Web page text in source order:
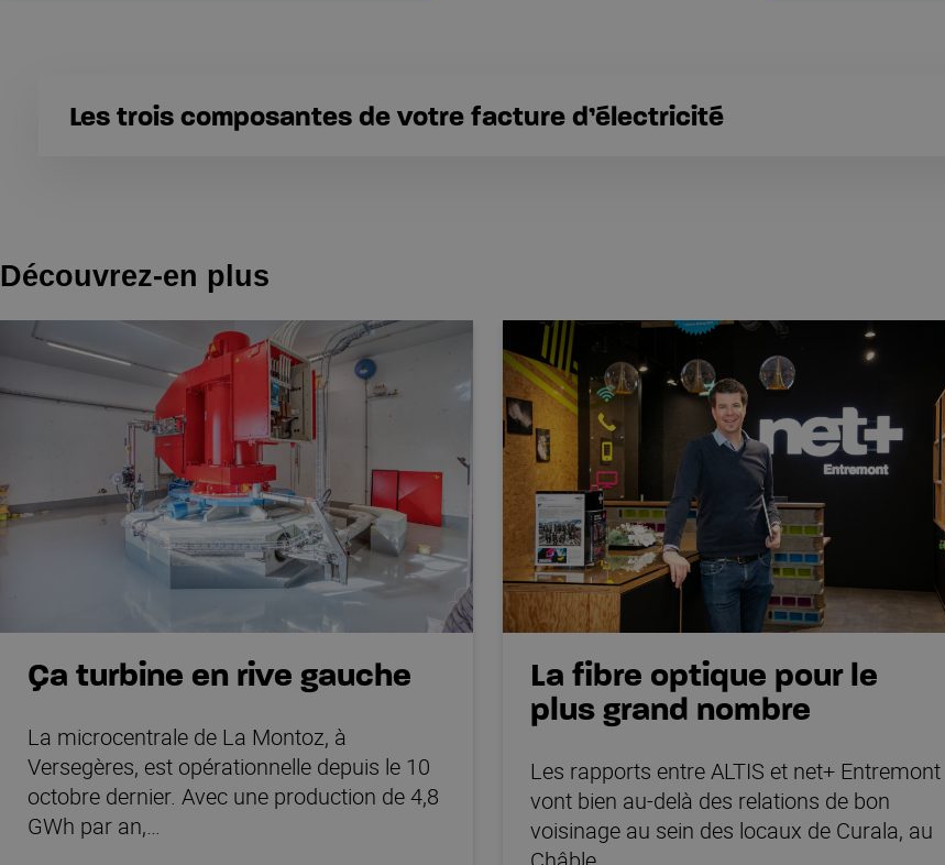
Les trois composantes de votre facture d’électricité
65 % ÉNERGIE
25 % TRANSPORT
Cette part représente les frais
Découvrez-en plus
Ça turbine en rive gauche
La microcentrale de La Montoz, à
Versegères, est opérationnelle depuis le 10
octobre dernier. Avec une production de 4,8
GWh par an,…
La fibre optique pour le
plus grand nombre
Les rapports entre ALTIS et net+ Entremont
vont bien au-delà des relations de bon
voisinage au sein des locaux de Curala, au